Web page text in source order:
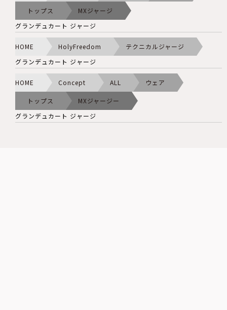
トップス
MXジャージ
グランデュカート ジャージ
HOME HolyFreedom
テクニカルジャージ
グランデュカート ジャージ
HOME Concept ALL ウェア
トップス
MXジャージー
グランデュカート ジャージ